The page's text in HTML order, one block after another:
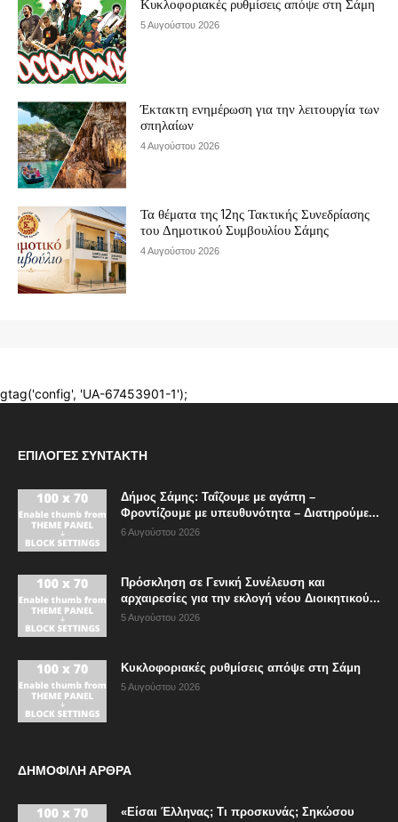
ΕΠΙΛΟΓΈΣ ΣΥΝΤΆΚΤΗ
Δήμος Σάμης: Ταΐζουμε με αγάπη –
Φροντίζουμε με υπευθυνότητα – Διατηρούμε...
6 Αυγούστου 2026
Πρόσκληση σε Γενική Συνέλευση και
αρχαιρεσίες για την εκλογή νέου Διοικητικού...
5 Αυγούστου 2026
Κυκλοφοριακές ρυθμίσεις απόψε στη Σάμη
5 Αυγούστου 2026
ΔΗΜΟΦΙΛΗ ΑΡΘΡΑ
«Είσαι Έλληνας; Τι προσκυνάς; Σηκώσου